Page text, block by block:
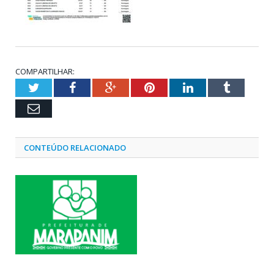
COMPARTILHAR:
TwitterFacebookGoogle+PinterestLinkedInTumblr
Email
CONTEÚDO RELACIONADO